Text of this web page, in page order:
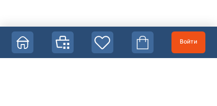
Войти